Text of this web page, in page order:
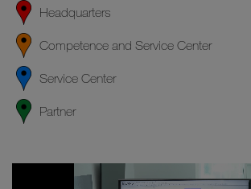
Headquarters
Competence and Service Center
Service Center
Partner